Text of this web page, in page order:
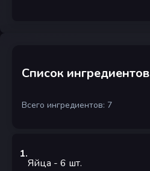
Список ингредиентов
Всего ингредиентов: 7
1.
Яйца - 6 шт.